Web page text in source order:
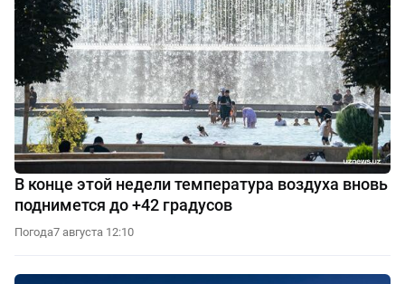
В конце этой недели температура воздуха вновь
поднимется до +42 градусов
Погода7 августа 12:10